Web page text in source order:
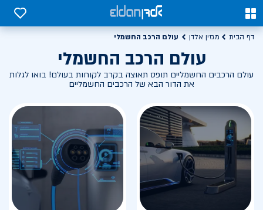
0
0
דף הבית מגזין אלדן עולם הרכב החשמלי
עולם הרכב החשמלי
עולם הרכבים החשמליים תופס תאוצה בקרב לקוחות בעולם! בואו לגלות
את הדור הבא של הרכבים החשמליים